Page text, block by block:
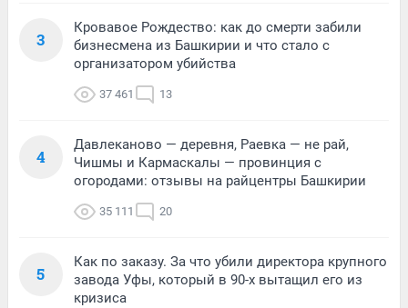
3
Кровавое Рождество: как до смерти забили
бизнесмена из Башкирии и что стало с
организатором убийства
37 461 13
4
Давлеканово — деревня, Раевка — не рай,
Чишмы и Кармаскалы — провинция с
огородами: отзывы на райцентры Башкирии
35 111 20
5
Как по заказу. За что убили директора крупного
завода Уфы, который в 90-х вытащил его из
кризиса